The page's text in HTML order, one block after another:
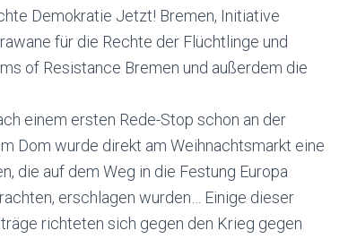
Demokratie Jetzt! Bremen, Initiative
für die Rechte der Flüchtlinge und
of Resistance Bremen und außerdem die
einem ersten Rede-Stop schon an der
Dom wurde direkt am Weihnachtsmarkt eine
die auf dem Weg in die Festung Europa
erschlagen wurden… Einige dieser
richteten sich gegen den Krieg gegen